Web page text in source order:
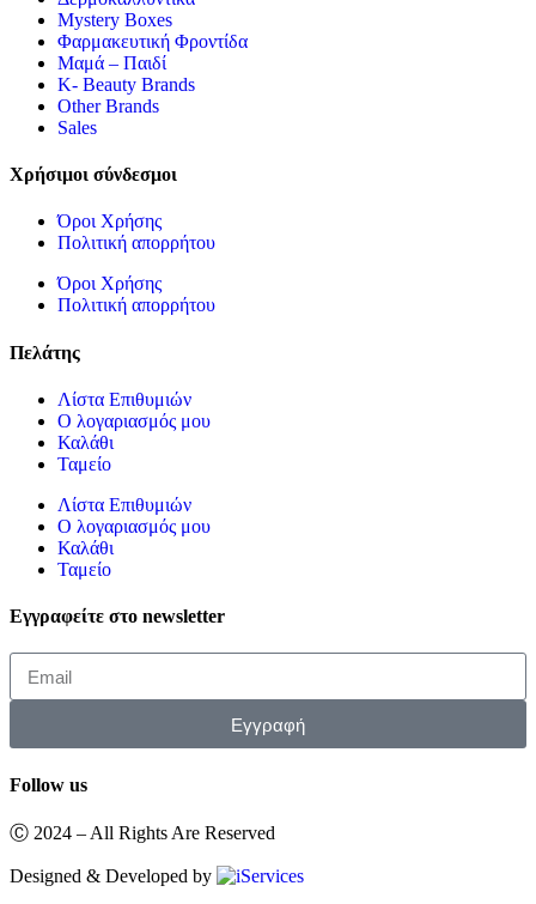
Mystery Boxes
Φαρμακευτική Φροντίδα
Μαμά – Παιδί
K- Beauty Brands
Other Brands
Sales
Χρήσιμοι σύνδεσμοι
Όροι Χρήσης
Πολιτική απορρήτου
Όροι Χρήσης
Πολιτική απορρήτου
Πελάτης
Λίστα Επιθυμιών
Ο λογαριασμός μου
Καλάθι
Ταμείο
Λίστα Επιθυμιών
Ο λογαριασμός μου
Καλάθι
Ταμείο
Εγγραφείτε στο newsletter
Εγγραφή
Follow us
Ⓒ 2024 – All Rights Are Reserved
Designed & Developed by